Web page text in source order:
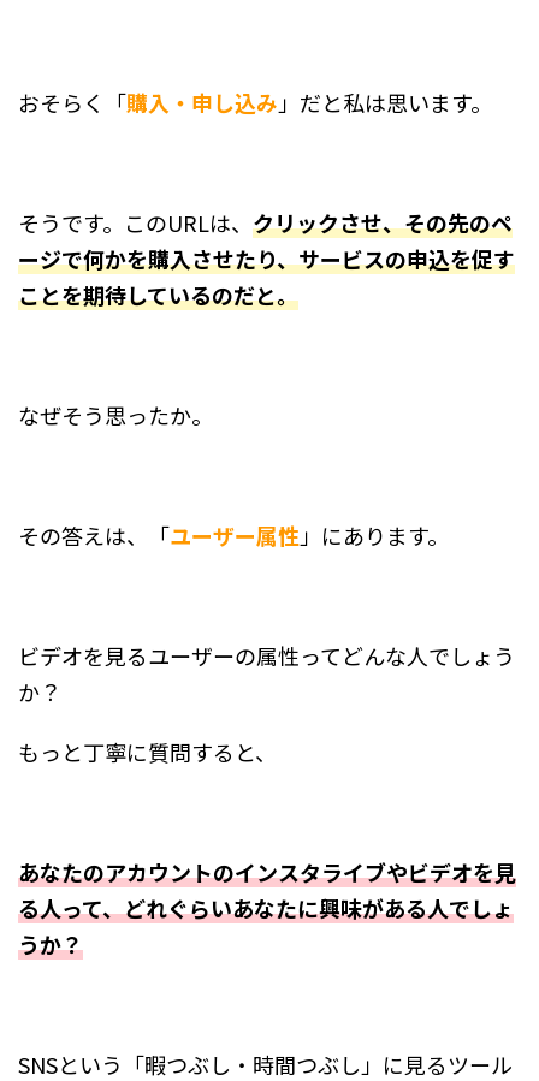
おそらく「購入・申し込み 」だと私は思います。
そうです。このURLは、 クリックさせ、その先のペ
ージで何かを購入させたり、サービスの申込を促す
ことを期待しているのだと。
なぜそう思ったか。
その答えは、「ユーザー属性 」にあります。
ビデオを見るユーザーの属性ってどんな人でしょう
か？
もっと丁寧に質問すると、
あなたのアカウントのインスタライブやビデオを見
る人って、どれぐらいあなたに興味がある人でしょ
うか？
SNSという「暇つぶし・時間つぶし」に見るツール